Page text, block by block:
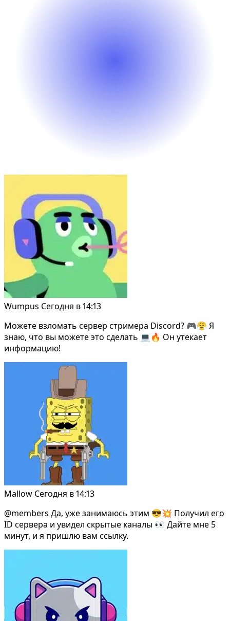
Wumpus Сегодня в 14:13
Можете взломать сервер стримера Discord? 🎮😤 Я
знаю, что вы можете это сделать 💻🔥 Он утекает
информацию!
Mallow Сегодня в 14:13
@members Да, уже занимаюсь этим 😎💥 Получил его
ID сервера и увидел скрытые каналы 👀 Дайте мне 5
минут, и я пришлю вам ссылку.